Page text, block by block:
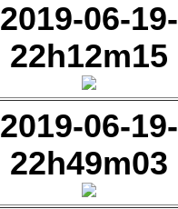
2019-06-19-
22h12m15
2019-06-19-
22h49m03